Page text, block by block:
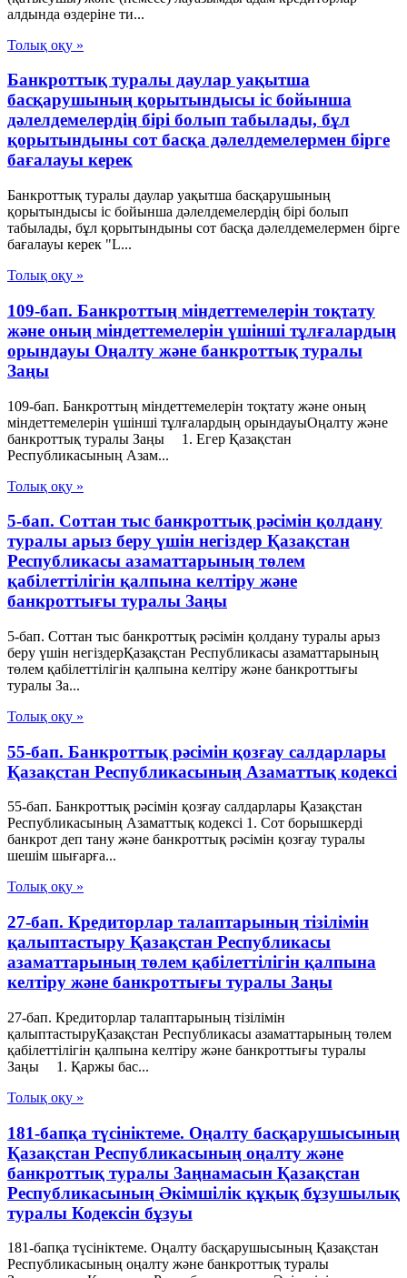
алдында өздеріне ти...
Толық оқу »
Банкроттық туралы даулар уақытша
басқарушының қорытындысы іс бойынша
дәлелдемелердің бірі болып табылады, бұл
қорытындыны сот басқа дәлелдемелермен бірге
бағалауы керек
Банкроттық туралы даулар уақытша басқарушының
қорытындысы іс бойынша дәлелдемелердің бірі болып
табылады, бұл қорытындыны сот басқа дәлелдемелермен бірге
бағалауы керек "L...
Толық оқу »
109-бап. Банкроттың міндеттемелерін тоқтату
және оның міндеттемелерін үшінші тұлғалардың
орындауы Оңалту және банкроттық туралы
Заңы
109-бап. Банкроттың міндеттемелерін тоқтату және оның
міндеттемелерін үшінші тұлғалардың орындауыОңалту және
банкроттық туралы Заңы 1. Егер Қазақстан
Республикасының Азам...
Толық оқу »
5-бап. Соттан тыс банкроттық рәсімін қолдану
туралы арыз беру үшін негіздер Қазақстан
Республикасы азаматтарының төлем
қабілеттілігін қалпына келтіру және
банкроттығы туралы Заңы
5-бап. Соттан тыс банкроттық рәсімін қолдану туралы арыз
беру үшін негіздерҚазақстан Республикасы азаматтарының
төлем қабілеттілігін қалпына келтіру және банкроттығы
туралы За...
Толық оқу »
55-бап. Банкроттық рәсімін қозғау салдарлары
Қазақстан Республикасының Азаматтық кодексi
55-бап. Банкроттық рәсімін қозғау салдарлары Қазақстан
Республикасының Азаматтық кодексi 1. Сот борышкерді
банкрот деп тану және банкроттық рәсімін қозғау туралы
шешім шығарға...
Толық оқу »
27-бап. Кредиторлар талаптарының тізілімін
қалыптастыру Қазақстан Республикасы
азаматтарының төлем қабілеттілігін қалпына
келтіру және банкроттығы туралы Заңы
27-бап. Кредиторлар талаптарының тізілімін
қалыптастыруҚазақстан Республикасы азаматтарының төлем
қабілеттілігін қалпына келтіру және банкроттығы туралы
Заңы 1. Қаржы бас...
Толық оқу »
181-бапқа түсініктеме. Оңалту басқарушысының
Қазақстан Республикасының оңалту және
банкроттық туралы Заңнамасын Қазақстан
Республикасының Әкімшілік құқық бұзушылық
туралы Кодексін бұзуы
181-бапқа түсініктеме. Оңалту басқарушысының Қазақстан
Республикасының оңалту және банкроттық туралы